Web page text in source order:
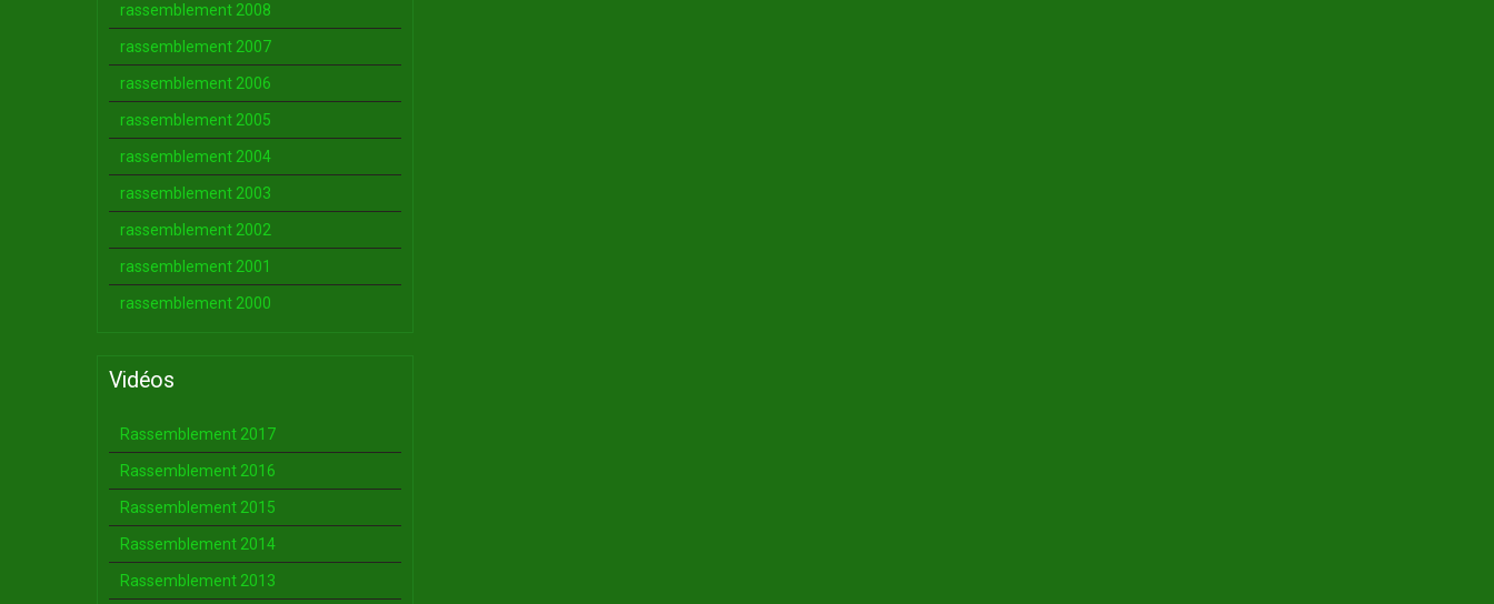
rassemblement 2008
rassemblement 2007
rassemblement 2006
rassemblement 2005
rassemblement 2004
rassemblement 2003
rassemblement 2002
rassemblement 2001
rassemblement 2000
Vidéos
Rassemblement 2017
Rassemblement 2016
Rassemblement 2015
Rassemblement 2014
Rassemblement 2013